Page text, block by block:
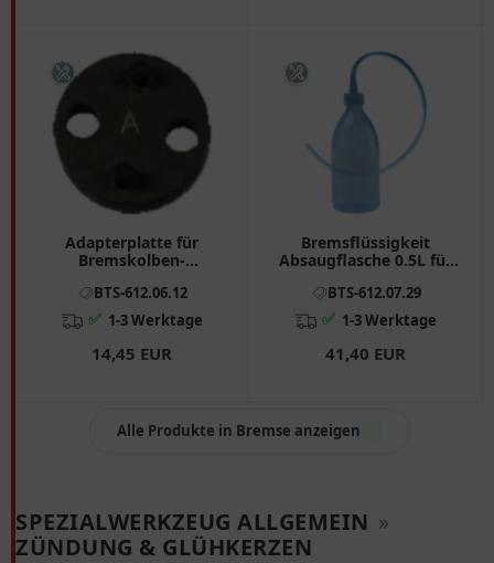
Adapterplatte für
Bremskolben-
BTS-612.06.12
✅ 1-3 Werktage
14,45 EUR
Bremsflüssigkeit
Absaugflasche 0.5L für
BTS-612.07.29
✅ 1-3 Werktage
41,40 EUR
Alle Produkte in Bremse anzeigen
SPEZIALWERKZEUG ALLGEMEIN »
ZÜNDUNG & GLÜHKERZEN